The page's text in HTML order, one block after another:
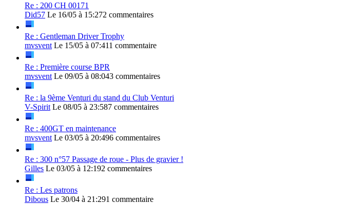
Re : 200 CH 00171
Did57 Le 16/05 à 15:272 commentaires
Re : Gentleman Driver Trophy
mvsvent Le 15/05 à 07:411 commentaire
Re : Première course BPR
mvsvent Le 09/05 à 08:043 commentaires
Re : la 9ème Venturi du stand du Club Venturi
V-Spirit Le 08/05 à 23:587 commentaires
Re : 400GT en maintenance
mvsvent Le 03/05 à 20:496 commentaires
Re : 300 n°57 Passage de roue - Plus de gravier !
Gilles Le 03/05 à 12:192 commentaires
Re : Les patrons
Dibous Le 30/04 à 21:291 commentaire